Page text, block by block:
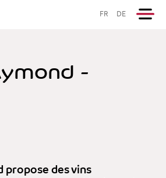
FR DE
-
propose des vins